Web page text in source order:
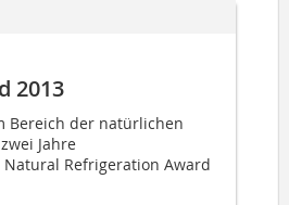
2013
Bereich der natürlichen
Jahre
Refrigeration Award